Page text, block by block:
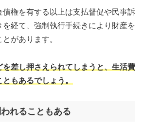
債権を有する以上は支払督促や民事訴
経て、強制執行手続きにより財産を
があります。
を差し押さえられてしまうと、生活費
もあるでしょう。
れることもある